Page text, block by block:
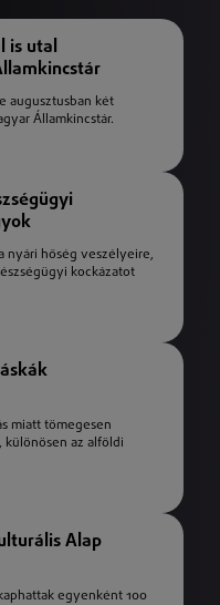
is utal
augusztusban két
Államkincstár.
nyári hőség veszélyeire,
kockázatot
miatt tömegesen
különösen az alföldi
Alap
egyenként 100